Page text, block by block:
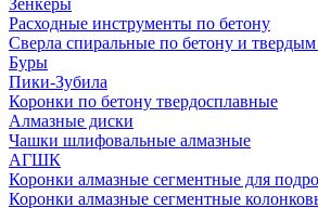
Зенкеры
Расходные инструменты по бетону
Сверла спиральные по бетону и
Буры
Пики-Зубила
Коронки по бетону твердосплавные
Алмазные диски
Чашки шлифовальные алмазные
АГШК
Коронки алмазные сегментные для
Коронки алмазные сегментные